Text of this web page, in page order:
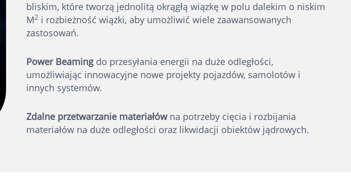
bliskim, które tworzą jednolitą okrągłą wiązkę w polu dalekim o niskim
M2i rozbieżność wiązki, aby umożliwić wiele zaawansowanych
zastosowań.
Power Beamingdo przesyłania energii na duże odległości,
umożliwiając innowacyjne nowe projekty pojazdów, samolotów i
innych systemów.
Zdalne przetwarzanie materiałówna potrzeby cięcia i rozbijania
materiałów na duże odległości oraz likwidacji obiektów jądrowych.